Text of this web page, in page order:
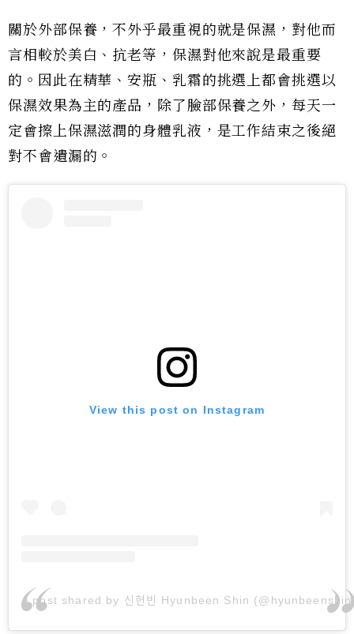
關於外部保養，不外乎最重視的就是保濕，對他而
言相較於美白、抗老等，保濕對他來說是最重要
的。因此在精華、安瓶、乳霜的挑選上都會挑選以
保濕效果為主的產品，除了臉部保養之外，每天一
定會擦上保濕滋潤的身體乳液，是工作結束之後絕
對不會遺漏的。
View this post on Instagram
A post shared by 신현빈 Hyunbeen Shin